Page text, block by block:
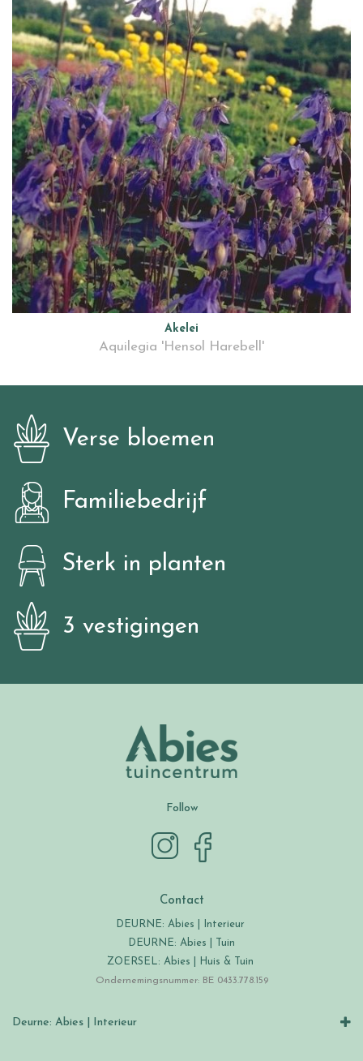
Akelei
Aquilegia 'Hensol Harebell'
Verse bloemen
Familiebedrijf
Sterk in planten
3 vestigingen
Follow
Contact
DEURNE: Abies | Interieur
DEURNE: Abies | Tuin
ZOERSEL: Abies | Huis & Tuin
Ondernemingsnummer: BE 0433.778.159
Deurne: Abies | Interieur